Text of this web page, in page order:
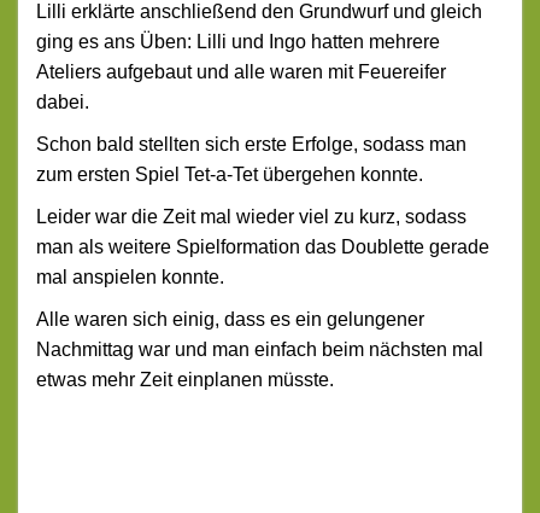
Lilli erklärte anschließend den Grundwurf und gleich
ging es ans Üben: Lilli und Ingo hatten mehrere
Ateliers aufgebaut und alle waren mit Feuereifer
dabei.
Schon bald stellten sich erste Erfolge, sodass man
zum ersten Spiel Tet-a-Tet übergehen konnte.
Leider war die Zeit mal wieder viel zu kurz, sodass
man als weitere Spielformation das Doublette gerade
mal anspielen konnte.
Alle waren sich einig, dass es ein gelungener
Nachmittag war und man einfach beim nächsten mal
etwas mehr Zeit einplanen müsste.